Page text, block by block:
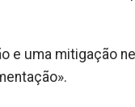
e uma mitigação